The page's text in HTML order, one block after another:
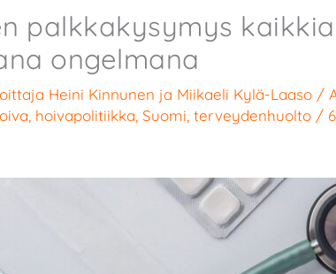
palkkakysymys kaikkia
ongelmana
Heini Kinnunen ja Miikaeli Kylä-Laaso /
hoivapolitiikka Suomi terveydenhuolto /